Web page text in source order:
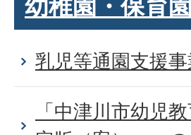
幼稚園・保育
乳児等通園支援
「中津川市幼児